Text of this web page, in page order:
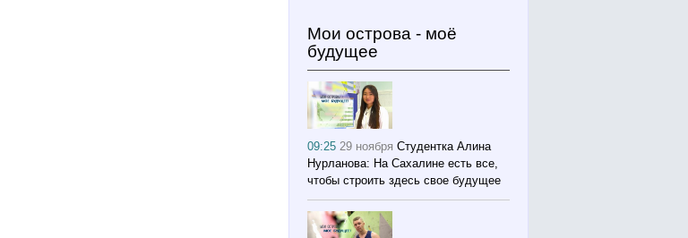
Мои острова - моё
будущее
09:2529 ноября Студентка Алина
Нурланова: На Сахалине есть все,
чтобы строить здесь свое будущее